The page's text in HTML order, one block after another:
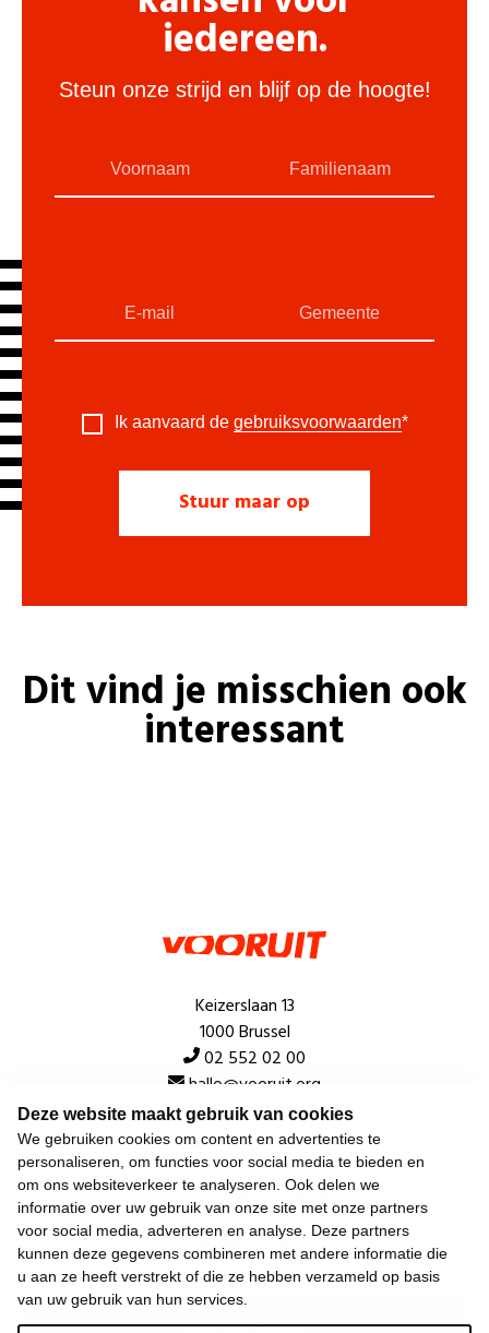
Deze website maakt gebruik van cookies
We gebruiken cookies om content en advertenties te
personaliseren, om functies voor social media te bieden en
om ons websiteverkeer te analyseren. Ook delen we
informatie over uw gebruik van onze site met onze partners
voor social media, adverteren en analyse. Deze partners
kunnen deze gegevens combineren met andere informatie die
u aan ze heeft verstrekt of die ze hebben verzameld op basis
van uw gebruik van hun services.
iedereen.
Steun onze strijd en blijf op de hoogte!
Ik aanvaard de gebruiksvoorwaarden*
Dit vind je misschien ook
interessant
Keizerslaan 13
1000 Brussel
02 552 02 00
hallo@vooruit.org
Snel
Over de beweging
Algemeen